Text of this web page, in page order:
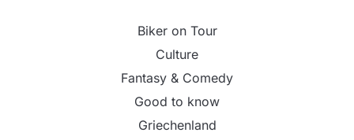
Biker on Tour
Culture
Fantasy & Comedy
Good to know
Griechenland